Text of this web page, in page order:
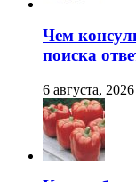
Чем
поиска
6 августа, 2026